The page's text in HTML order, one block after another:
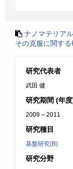
ナノマテリア
その克服に関す
研究代表者
武田 健
研究期間 (年
2009 – 2011
研究種目
基盤研究(B)
研究分野